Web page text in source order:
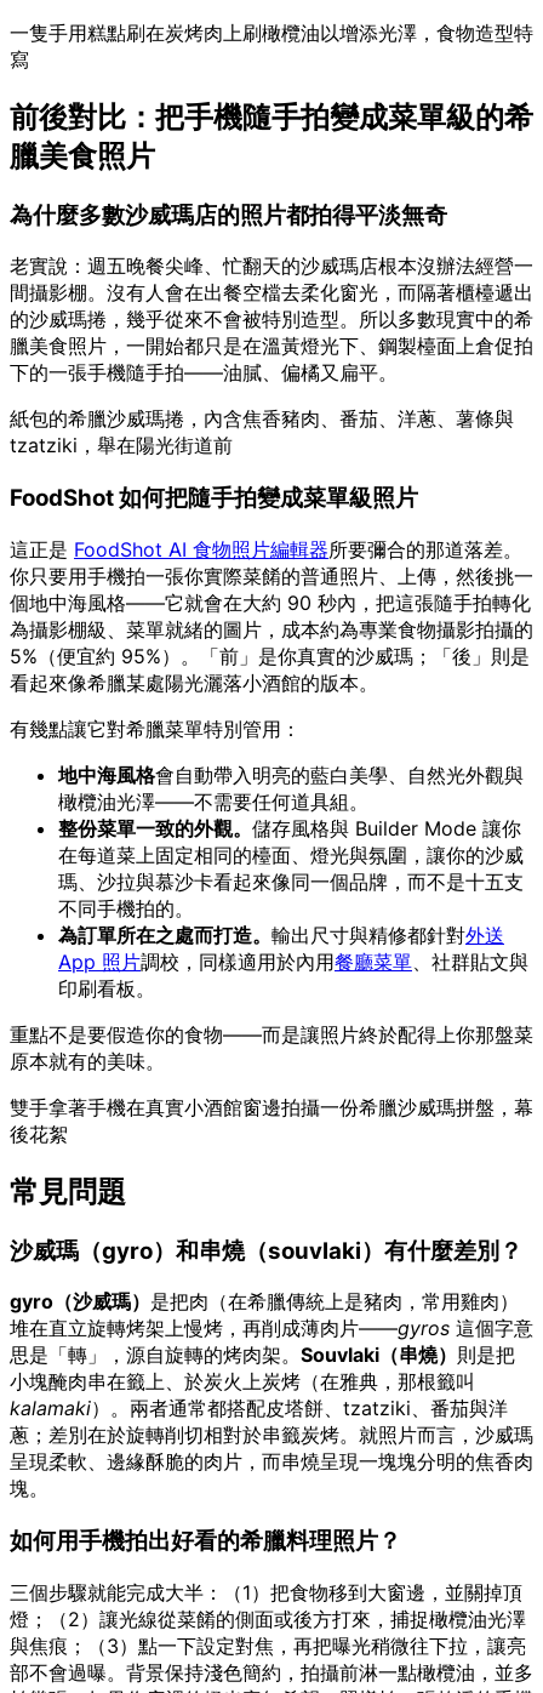
一隻手用糕點刷在炭烤肉上刷橄欖油以增添光澤，食物造型特
寫
前後對比：把手機隨手拍變成菜單級的希
臘美食照片
為什麼多數沙威瑪店的照片都拍得平淡無奇
老實說：週五晚餐尖峰、忙翻天的沙威瑪店根本沒辦法經營一
間攝影棚。沒有人會在出餐空檔去柔化窗光，而隔著櫃檯遞出
的沙威瑪捲，幾乎從來不會被特別造型。所以多數現實中的希
臘美食照片，一開始都只是在溫黃燈光下、鋼製檯面上倉促拍
下的一張手機隨手拍——油膩、偏橘又扁平。
紙包的希臘沙威瑪捲，內含焦香豬肉、番茄、洋蔥、薯條與
tzatziki，舉在陽光街道前
FoodShot 如何把隨手拍變成菜單級照片
這正是 FoodShot AI 食物照片編輯器所要彌合的那道落差。
你只要用手機拍一張你實際菜餚的普通照片、上傳，然後挑一
個地中海風格——它就會在大約 90 秒內，把這張隨手拍轉化
為攝影棚級、菜單就緒的圖片，成本約為專業食物攝影拍攝的
5%（便宜約 95%）。「前」是你真實的沙威瑪；「後」則是
看起來像希臘某處陽光灑落小酒館的版本。
有幾點讓它對希臘菜單特別管用：
地中海風格會自動帶入明亮的藍白美學、自然光外觀與
橄欖油光澤——不需要任何道具組。
整份菜單一致的外觀。 儲存風格與 Builder Mode 讓你
在每道菜上固定相同的檯面、燈光與氛圍，讓你的沙威
瑪、沙拉與慕沙卡看起來像同一個品牌，而不是十五支
不同手機拍的。
為訂單所在之處而打造。 輸出尺寸與精修都針對外送
App 照片調校，同樣適用於內用餐廳菜單 、社群貼文與
印刷看板。
重點不是要假造你的食物——而是讓照片終於配得上你那盤菜
原本就有的美味。
雙手拿著手機在真實小酒館窗邊拍攝一份希臘沙威瑪拼盤，幕
後花絮
常見問題
沙威瑪（gyro）和串燒（souvlaki）有什麼差別？
gyro（沙威瑪） 是把肉（在希臘傳統上是豬肉，常用雞肉）
堆在直立旋轉烤架上慢烤，再削成薄肉片——gyros 這個字意
思是「轉」，源自旋轉的烤肉架。 Souvlaki（串燒） 則是把
小塊醃肉串在籤上、於炭火上炭烤（在雅典，那根籤叫
kalamaki）。兩者通常都搭配皮塔餅、tzatziki、番茄與洋
蔥；差別在於旋轉削切相對於串籤炭烤。就照片而言，沙威瑪
呈現柔軟、邊緣酥脆的肉片，而串燒呈現一塊塊分明的焦香肉
塊。
如何用手機拍出好看的希臘料理照片？
三個步驟就能完成大半：（1）把食物移到大窗邊，並關掉頂
燈；（2）讓光線從菜餚的側面或後方打來，捕捉橄欖油光澤
與焦痕；（3）點一下設定對焦，再把曝光稍微往下拉，讓亮
部不會過曝。背景保持淺色簡約，拍攝前淋一點橄欖油，並多